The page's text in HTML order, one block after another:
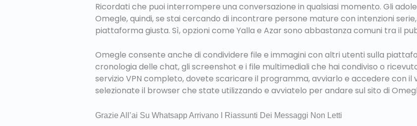
Ricordati che puoi interrompere una conversazione in qualsiasi momento. Gli
Omegle, quindi, se stai cercando di incontrare persone mature con intenzioni
piattaforma giusta. Sì, opzioni come Yalla e Azar sono abbastanza comuni tra il
Omegle consente anche di condividere file e immagini con altri utenti sulla
cronologia delle chat, gli screenshot e i file multimediali che hai condiviso o
servizio VPN completo, dovete scaricare il programma, avviarlo e accedere con il
selezionate il browser che state utilizzando e avviatelo per andare sul sito di
Grazie All’ai Su Whatsapp Arrivano I Riassunti Dei Messaggi Non Letti